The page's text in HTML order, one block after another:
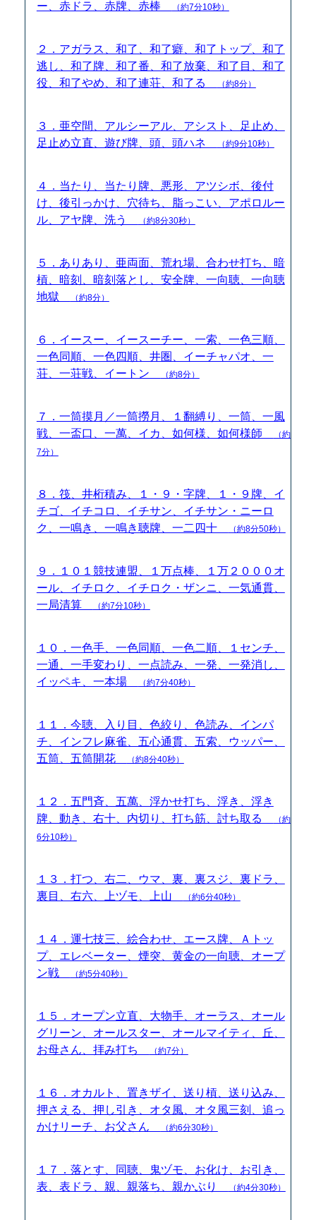
ー、赤ドラ、赤牌、赤棒
（約7分10秒）
２．アガラス、和了、和了癖、和了トップ、和了
逃し、和了牌、和了番、和了放棄、和了目、和了
役、和了やめ、和了連荘、和了る
（約8分）
３．亜空間、アルシーアル、アシスト、足止め、
足止め立直、遊び牌、頭、頭ハネ
（約9分10秒）
４．当たり、当たり牌、悪形、アツシボ、後付
け、後引っかけ、穴待ち、脂っこい、アポロルー
ル、アヤ牌、洗う
（約8分30秒）
５．ありあり、亜両面、荒れ場、合わせ打ち、暗
槓、暗刻、暗刻落とし、安全牌、一向聴、一向聴
地獄
（約8分）
６．イースー、イースーチー、一索、一色三順、
一色同順、一色四順、井圏、イーチャパオ、一
荘、一荘戦、イートン
（約8分）
７．一筒摸月／一筒撈月、１翻縛り、一筒、一風
戦、一盃口、一萬、イカ、如何様、如何様師
（約
7分）
８．筏、井桁積み、１・９・字牌、１・９牌、イ
チゴ、イチコロ、イチサン、イチサン・ニーロ
ク、一鳴き、一鳴き聴牌、一二四十
（約8分50秒）
９．１０１競技連盟、１万点棒、１万２０００オ
ール、イチロク、イチロク・ザンニ、一気通貫、
一局清算
（約7分10秒）
１０．一色手、一色同順、一色二順、１センチ、
一通、一手変わり、一点読み、一発、一発消し、
イッペキ、一本場
（約7分40秒）
１１．今聴、入り目、色絞り、色読み、インパ
チ、インフレ麻雀、五心通貫、五索、ウッパー、
五筒、五筒開花
（約8分40秒）
１２．五門斉、五萬、浮かせ打ち、浮き、浮き
牌、動き、右十、内切り、打ち筋、討ち取る
（約
6分10秒）
１３．打つ、右二、ウマ、裏、裏スジ、裏ドラ、
裏目、右六、上ヅモ、上山
（約6分40秒）
１４．運七技三、絵合わせ、エース牌、Ａトッ
プ、エレベーター、煙突、黄金の一向聴、オープ
ン戦
（約5分40秒）
１５．オープン立直、大物手、オーラス、オール
グリーン、オールスター、オールマイティ、丘、
お母さん、拝み打ち
（約7分）
１６．オカルト、置きザイ、送り槓、送り込み、
押さえる、押し引き、オタ風、オタ風三刻、追っ
かけリーチ、お父さん
（約6分30秒）
１７．落とす、同聴、鬼ヅモ、お化け、お引き、
表、表ドラ、親、親落ち、親かぶり
（約4分30秒）